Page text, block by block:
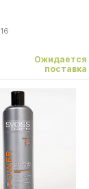
Ожидается
поставка